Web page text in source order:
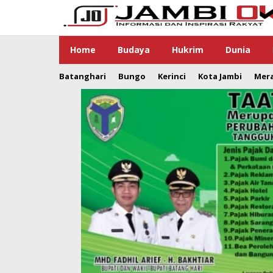
Home Budaya Hukrim Dunia
Batanghari Bungo Kerinci Kota Jambi